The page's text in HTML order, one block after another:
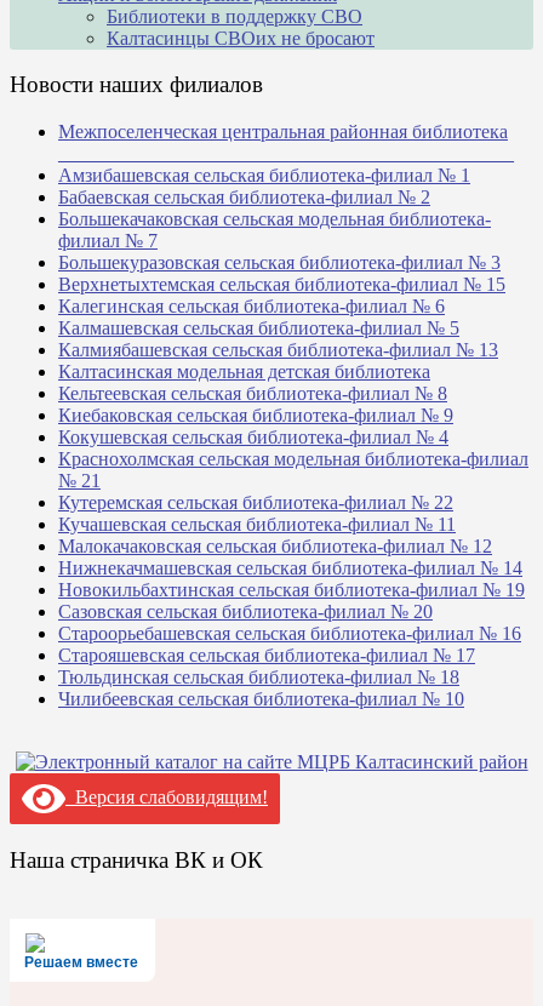
Библиотеки в поддержку СВО
Калтасинцы СВОих не бросают
Новости наших филиалов
Межпоселенческая центральная районная библиотека
Амзибашевская сельская библиотека-филиал № 1
Бабаевская сельская библиотека-филиал № 2
Большекачаковская сельская модельная библиотека-
филиал № 7
Большекуразовская сельская библиотека-филиал № 3
Верхнетыхтемская сельская библиотека-филиал № 15
Калегинская сельская библиотека-филиал № 6
Калмашевская сельская библиотека-филиал № 5
Калмиябашевская сельская библиотека-филиал № 13
Калтасинская модельная детская библиотека
Кельтеевская сельская библиотека-филиал № 8
Киебаковская сельская библиотека-филиал № 9
Кокушевская сельская библиотека-филиал № 4
Краснохолмская сельская модельная библиотека-филиал
№ 21
Кутеремская сельская библиотека-филиал № 22
Кучашевская сельская библиотека-филиал № 11
Малокачаковская сельская библиотека-филиал № 12
Нижнекачмашевская сельская библиотека-филиал № 14
Новокильбахтинская сельская библиотека-филиал № 19
Сазовская сельская библиотека-филиал № 20
Староорьебашевская сельская библиотека-филиал № 16
Старояшевская сельская библиотека-филиал № 17
Тюльдинская сельская библиотека-филиал № 18
Чилибеевская сельская библиотека-филиал № 10
Версия слабовидящим!
Наша страничка ВК и ОК
Решаем вместе